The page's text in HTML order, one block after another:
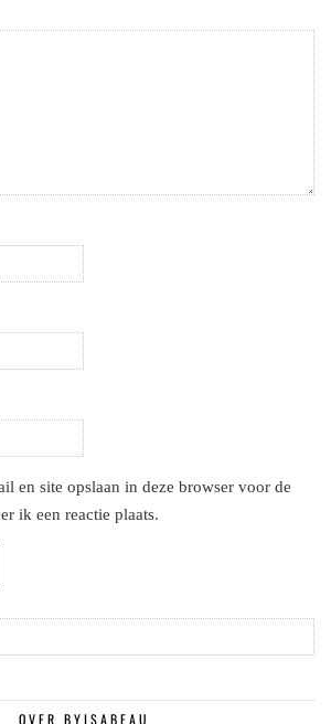
en site opslaan in deze browser voor de
ik een reactie plaats.
OVER BYISABEAU